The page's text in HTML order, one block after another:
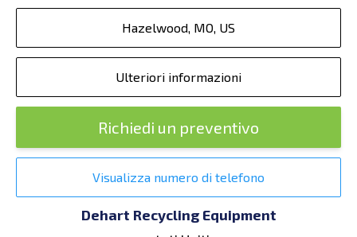
Hazelwood, MO, US
Ulteriori informazioni
Richiedi un preventivo
Visualizza numero di telefono
Dehart Recycling Equipment